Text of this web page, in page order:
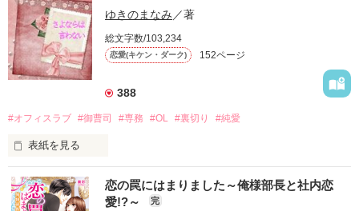
ゆきのまなみ ／著
総文字数/103,234
恋愛(キケン・ダーク) 152ページ
388
#オフィスラブ #御曹司 #専務 #OL #裏切り #純愛
表紙を見る
人を好きになるのは辛い
だって
ずっと想いあえるとは限らないから
恋の罠にはまりました～俺様部長と社内恋
愛!?～
完